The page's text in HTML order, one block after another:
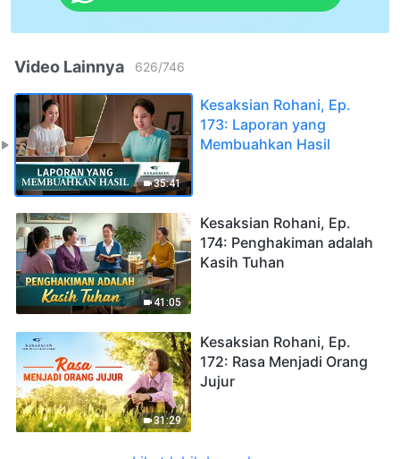
Video Lainnya 626/746
35:41
Kesaksian Rohani, Ep.
173: Laporan yang
Membuahkan Hasil
41:05
Kesaksian Rohani, Ep.
174: Penghakiman adalah
Kasih Tuhan
31:29
Kesaksian Rohani, Ep.
172: Rasa Menjadi Orang
Jujur